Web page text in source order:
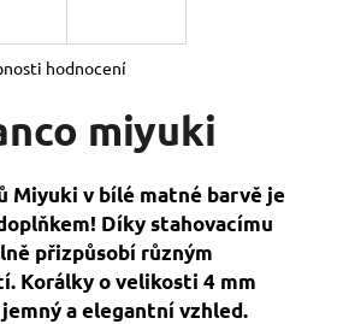
hodnocení
miyuki
Miyuki v bílé matné barvě je
Díky stahovacímu
přizpůsobí různým
Korálky o velikosti 4 mm
a elegantní vzhled.